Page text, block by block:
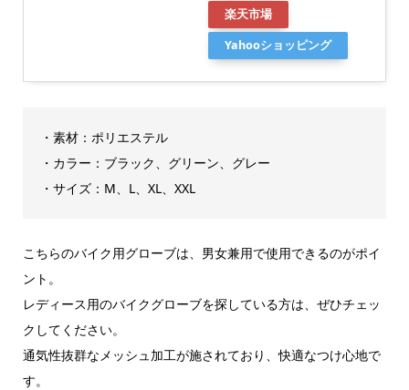
楽天市場
Yahooショッピング
・素材：ポリエステル
・カラー：ブラック、グリーン、グレー
・サイズ：M、L、XL、XXL
こちらのバイク用グローブは、男女兼用で使用できるのがポイ
ント。
レディース用のバイクグローブを探している方は、ぜひチェッ
クしてください。
通気性抜群なメッシュ加工が施されており、快適なつけ心地で
す。